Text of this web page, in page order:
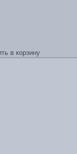
в корзину